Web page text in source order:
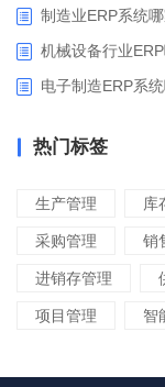
制造业ERP系统
机械设备行业
电子制造ERP系
热门标签
生产管理 库
采购管理 销
进销存管理
项目管理 智